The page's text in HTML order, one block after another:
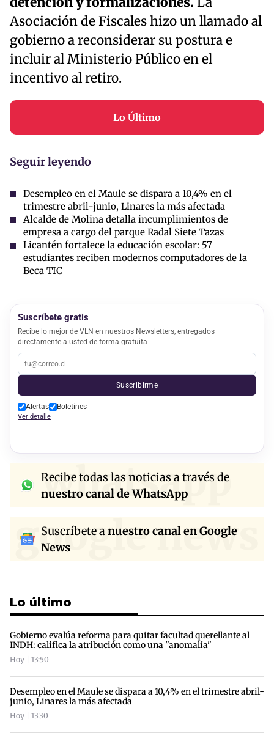
Asociación de Fiscales hizo un llamado al
gobierno a reconsiderar su postura e
incluir al Ministerio Público en el
incentivo al retiro.
Lo Último
Seguir leyendo
Desempleo en el Maule se dispara a 10,4% en el
trimestre abril-junio, Linares la más afectada
Alcalde de Molina detalla incumplimientos de
empresa a cargo del parque Radal Siete Tazas
Licantén fortalece la educación escolar: 57
estudiantes reciben modernos computadores de la
Beca TIC
Suscríbete gratis
Recibe lo mejor de VLN en nuestros Newsletters, entregados
directamente a usted de forma gratuita
Suscribirme
Alertas Boletines
Ver detalle
whatsapp
Recibe todas las noticias a través de
nuestro canal de WhatsApp
google news
Suscríbete a nuestro canal en Google
News
Lo último
Gobierno evalúa reforma para quitar facultad querellante al
INDH: califica la atribución como una "anomalía"
Hoy | 13:50
Desempleo en el Maule se dispara a 10,4% en el trimestre abril-
junio, Linares la más afectada
Hoy | 13:30